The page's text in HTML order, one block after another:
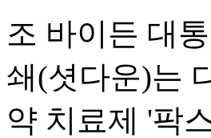
조 바이든 대
쇄(셧다운)는
약 치료제 '팍